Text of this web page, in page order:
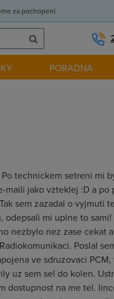
za pochopení.
PORADNA
technickem setreni mi
jako vzteklej :D a po
sem zazadal o vyjmuti
mi uplne to
nezbylo nez zase cekat
Poslal
ve sdruzovaci
uz sem sel do kolen.
dostupnost na me tel.